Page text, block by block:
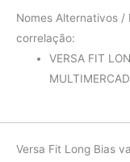
Nomes Alternativos /
correlação:
VERSA FIT
Versa Fit Long Bias